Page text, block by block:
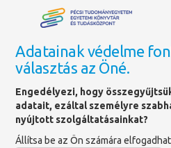
Főoldal » Szolgáltatások
Publikálástámogatás
Adatainak védelme
választás az Öné.
Engedélyezi, hogy
adatait, ezáltal személyre
nyújtott szolgáltatásainkat?
Állítsa be az Ön számára